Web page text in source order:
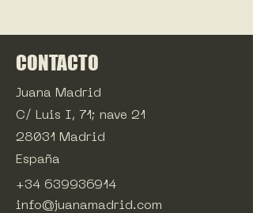
CONTACTO
Juana Madrid
C/ Luis I, 71; nave 21
28031 Madrid
España
+34 639936914
info@juanamadrid.com